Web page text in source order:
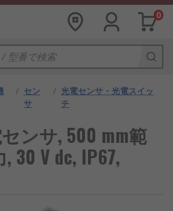
0
/ セン
サ
/ 光電センサ・光電スイッ
チ
ンサ, 500 mm範
30 V dc, IP67,